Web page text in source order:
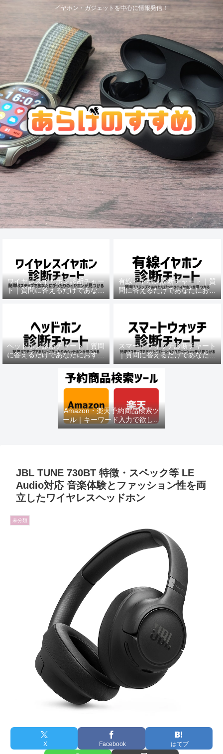
イヤホン・ガジェットを中心に情報発信！
ワイヤレスイヤホン診断チャー
ト｜質問に答えるだけであなた
におすすめの機種がわかる
有線イヤホン診断チャート｜質
問に答えるだけであなたにおす
すめの機種がわかる
ヘッドホン診断チャート｜質問
に答えるだけであなたにおすす
めの機種がわかる
スマートウォッチ診断チャート
｜質問に答えるだけであなたに
おすすめの機種がわかる
Amazon・楽天予約商品検索ツ
ール｜キーワード入力で欲しい
商品を即チェック
JBL TUNE 730BT 特徴・スペック等 LE
Audio対応 音楽体験とファッション性を両
立したワイヤレスヘッドホン
未分類
X Facebook はてブ